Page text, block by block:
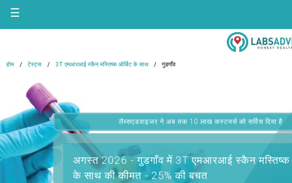
☰
होम टेस्ट्स 3T एमआरआई स्कैन मस्तिष्क ऑर्बिट के साथ गुडगाँव
लैब्सएडवाइजर ने अब तक 10 लाख कस्टमर्स को सर्विस दिया है
अगस्त 2026 -गुडगाँव में 3T एमआरआई स्कैन मस्तिष्क
के साथ की कीमत - 25% की बचत